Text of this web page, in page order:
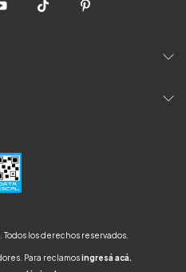
los derechos reservados.
Para reclamosingresá acá.